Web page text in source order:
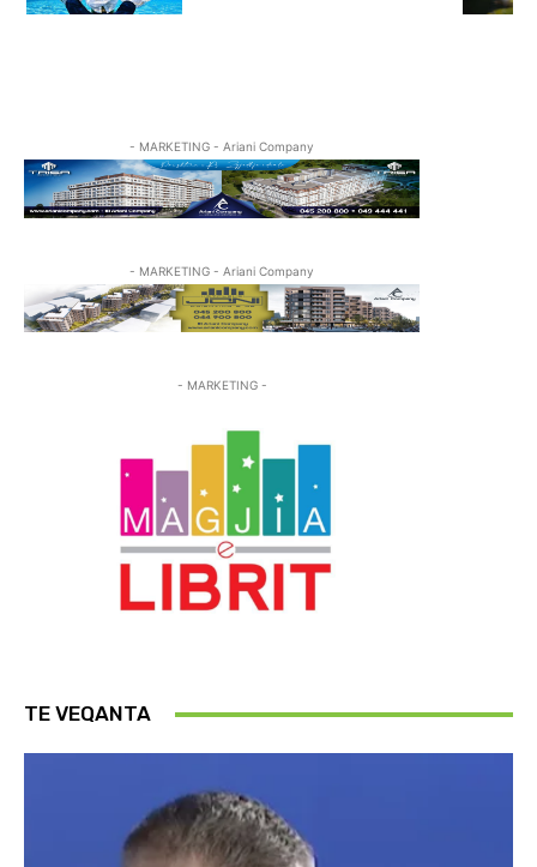
- MARKETING - Ariani Company
- MARKETING - Ariani Company
- MARKETING -
TE VEQANTA